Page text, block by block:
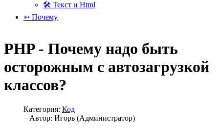
🛠 Текст и Html
➳ Почему
PHP - Почему надо быть
осторожным с автозагрузкой
классов?
Категория: Код
– Автор: Игорь (Администратор)